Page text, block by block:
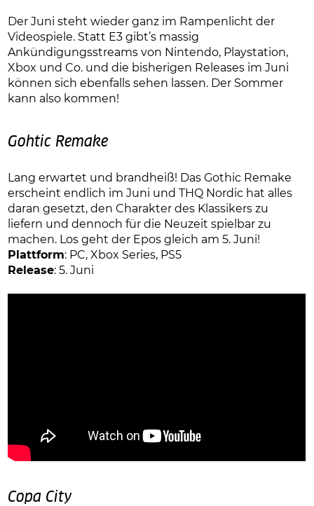
Der Juni steht wieder ganz im Rampenlicht der
Videospiele. Statt E3 gibt’s massig
Ankündigungsstreams von Nintendo, Playstation,
Xbox und Co. und die bisherigen Releases im Juni
können sich ebenfalls sehen lassen. Der Sommer
kann also kommen!
Gohtic Remake
Lang erwartet und brandheiß! Das Gothic Remake
erscheint endlich im Juni und THQ Nordic hat alles
daran gesetzt, den Charakter des Klassikers zu
liefern und dennoch für die Neuzeit spielbar zu
machen. Los geht der Epos gleich am 5. Juni!
Plattform: PC, Xbox Series, PS5
Release: 5. Juni
Copa City